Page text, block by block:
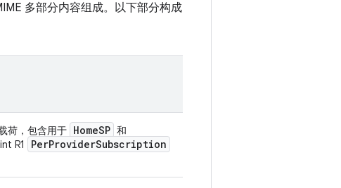
多部分内容组成。以下部分构成
荷，包含用于 HomeSP 和
R1 PerProviderSubscription